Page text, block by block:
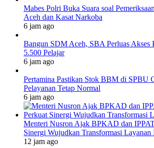
Mabes Polri Buka Suara soal
Aceh dan Kasat Narkoba
6 jam ago
Bangun SDM Aceh, SBA Perluas Akses
5.500 Pelajar
6 jam ago
Pertamina Pastikan Stok BBM di SPBU
Pelayanan Tetap Normal
6 jam ago
Menteri Nusron Ajak BPKAD dan
Sinergi Wujudkan Transformasi Layanan
12 jam ago